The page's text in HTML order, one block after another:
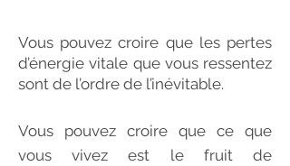
Vous pouvez croire que les pertes
d’énergie vitale que vous ressentez
sont de l’ordre de l’inévitable.
Vous pouvez croire que ce que
vous vivez est le fruit de